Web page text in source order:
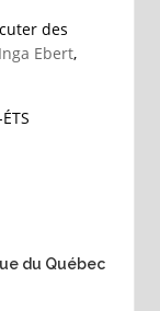
des
Inga Ebert,
du Québec